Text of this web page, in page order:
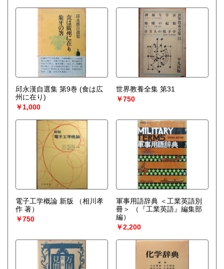
邱永漢自選集 第9巻 (食は広
州に在り)
￥1,000
世界教養全集 第31
￥750
電子工学概論 新版
（相川孝
作 著）
￥750
軍事用語辞典 ＜工業英語別
冊＞
（『工業英語』編集部
編）
￥2,200